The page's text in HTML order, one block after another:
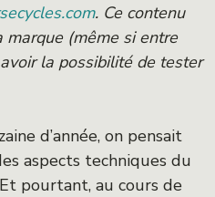
. Ce contenu
marque (même si entre
la possibilité de tester
d’année, on pensait
aspects techniques du
pourtant, au cours de